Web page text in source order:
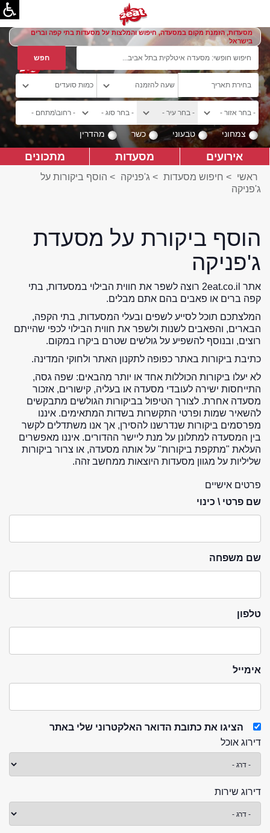
מסעדות, הזמנת מקום במסעדה, חיפוש והמלצות על מסעדות בתי קפה וברים
בישראל
צמחוני טבעוני כשר מהדרין
אירועים מסעדות מתכונים
ראשי > חיפוש מסעדות > ג'פניקה > הוסף ביקורות על
ג'פניקה
הוסף ביקורת על מסעדת
ג'פניקה
אתר 2eat.co.il רוצה לשפר את חווית הבילוי במסעדות, בתי
קפה ברים או פאבים בהם אתם מבלים.
המלצתכם תוכל לסייע לשפים ובעלי המסעדות, בתי הקפה,
הבארים, והפאבים לשנות ולשפר את חווית הבילוי לכפי שהייתם
רוצים, ובנוסף להשפיע על גולשים שטרם ביקרו במקום.
כתיבת ביקורות באתר כפופה לתקנון האתר ולחוקי המדינה.
לא יעלו ביקורות הכוללות אחד או יותר מהבאים: שפה גסה,
התייחסות ישירה לעובדי מסעדה או בעליה, קישורים, אזכור
מסעדה אחרת. לצורך הטיפול בביקורות הגולשים מתבקשים
להשאיר שמות ופרטי התקשרות בשדות המתאימים. איננו
מפרסמים ביקורות שנדרשנו להסירן, אך אנו משתדלים לקשר
בין המסעדה למתלונן על מנת ליישר ההדורים. איננו מאפשרים
העלאת "מתקפת ביקורות" על אותה מסעדה, או צרור ביקורות
שליליות על מגוון מסעדות היוצאות ממחשב זהה.
פרטים אישיים
שם פרטי \ כינוי
שם משפחה
טלפון
אימייל
הציגו את כתובת הדואר האלקטרוני שלי באתר
דירוג אוכל
דירוג שירות